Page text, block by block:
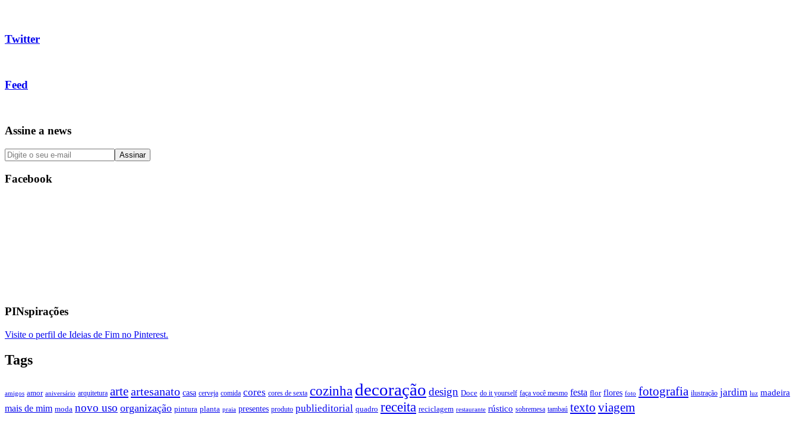
Twitter
Feed
Assine a news
Facebook
PINspirações
Visite o perfil de Ideias de Fim no Pinterest.
Tags
amigos amor aniversário arquitetura arteartesanato casa cerveja comida cores cores de sexta cozinha decoração design Doce do it yourself faça você mesmo festa flor flores foto fotografia ilustração jardim luz madeira
mais de mim moda novo uso organização pintura planta praia presentes produto publieditorial quadro receita reciclagem restaurante rústico sobremesa tambaú texto viagem